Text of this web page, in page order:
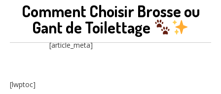
Comment Choisir Brosse ou
Gant de Toilettage
[article_meta]
[lwptoc]